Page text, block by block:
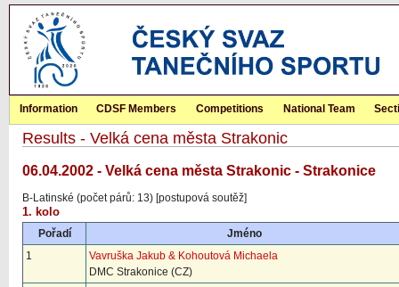
Information CDSF Members Competitions National Team
Results - Velká cena města Strakonic
06.04.2002 - Velká cena města Strakonic - Strakonice
B-Latinské (počet párů: 13) [postupová soutěž]
1. kolo
Pořadí
Jméno
1
Vavruška Jakub & Kohoutová Michaela
DMC Strakonice (CZ)